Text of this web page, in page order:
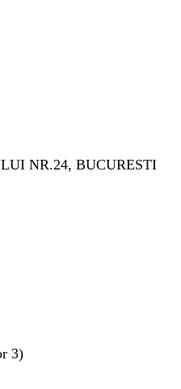
NR.24, BUCURESTI
3)